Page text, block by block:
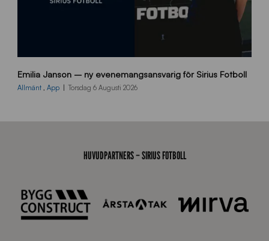
0
0
Emilia Janson – ny evenemangsansvarig för Sirius Fotboll
Allmänt App Torsdag 6 Augusti 2026
HUVUDPARTNERS – SIRIUS FOTBOLL